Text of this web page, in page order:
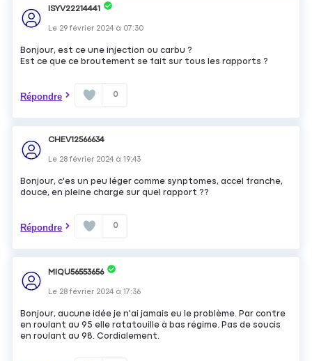
ISYV22214441
Le 29 février 2024 à 07:30
Bonjour, est ce une injection ou carbu ?
Est ce que ce broutement se fait sur tous les rapports ?
Répondre 0
CHEV12566634
Le 28 février 2024 à19:43
Bonjour, c'es un peu léger comme synptomes, accel franche,
douce, en pleine charge sur quel rapport ??
Répondre 0
MIQU56553656
Le 28 février 2024 à17:36
Bonjour, aucune idée je n'ai jamais eu le problème. Par contre
en roulant au 95 elle ratatouille à bas régime. Pas de soucis
en roulant au 98. Cordialement.